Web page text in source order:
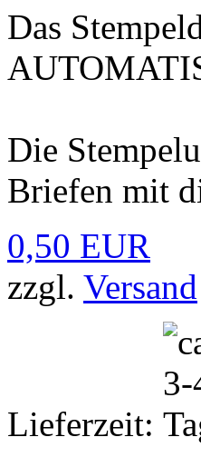
Das
Die
Briefen mit
0,50 EUR
zzgl. Versand
Lieferzeit: